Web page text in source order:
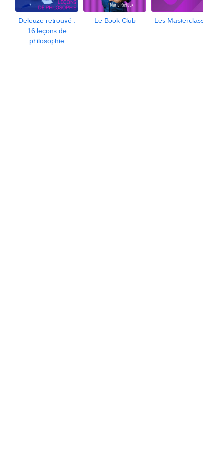
Deleuze retrouvé :
16 leçons de
philosophie
Le Book Club Les Masterclasses